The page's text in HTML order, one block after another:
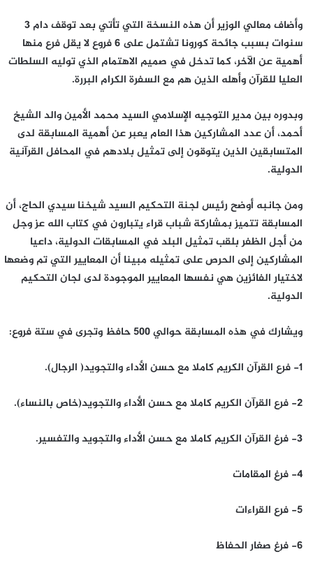
وأضاف معالي الوزير أن هذه النسخة التي تأتي بعد توقف دام 3
سنوات بسبب جائحة كورونا تشتمل على 6 فروع لا يقل فرع منها
أهمية عن الآخر، كما تدخل في صميم الاهتمام الذي توليه السلطات
العليا للقرآن وأهله الذين هم مع السفرة الكرام البررة.
وبدوره بين مدير التوجيه الإسلامي السيد محمد الأمين والد الشيخ
أحمد، أن عدد المشاركين هذا العام يعبر عن أهمية المسابقة لدى
المتسابقين الذين يتوقون إلى تمثيل بلادهم في المحافل القرآنية
الدولية.
ومن جانبه أوضح رئيس لجنة التحكيم السيد شيخنا سيدي الحاج، أن
المسابقة تتميز بمشاركة شباب قراء يتبارون في كتاب الله عز وجل
من أجل الظفر بلقب تمثيل البلد في المسابقات الدولية، داعيا
المشاركين إلى الحرص على تمثيله مبينا أن المعايير التي تم وضعها
لاختيار الفائزين هي نفسها المعايير الموجودة لدى لجان التحكيم
الدولية.
ويشارك في هذه المسابقة حوالي 500 حافظ وتجرى في ستة فروع:
1- فرع القرآن الكريم كاملا مع حسن الأداء والتجويد( الرجال).
2- فرع القرآن الكريم كاملا مع حسن الأداء والتجويد(خاص بالنساء).
3- فرغ القرآن الكريم كاملا مع حسن الأداء والتجويد والتفسير.
4- فرغ المقامات
5- فرع القراءات
6- فرغ صغار الحفاظ